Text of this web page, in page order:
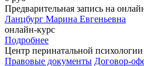
Предварительная запись на
Ланцбург Марина Евгеньевна
онлайн-курс
Подробнее
Центр перинатальной
Правовые документы Договор-